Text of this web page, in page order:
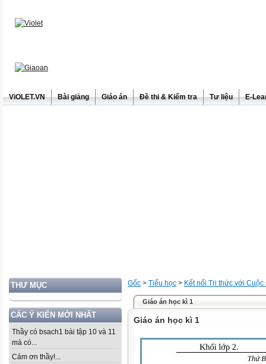
ViOLET.VN Bài giảng Giáo án Đề thi & Kiểm tra Tư liệu E-
THƯ MỤC
CÁC Ý KIẾN MỚI NHẤT
Thầy có bsach1 bài tập 10 và 11
mà có...
Cảm ơn thầy!...
Gốc > Tiểu học > Kết nối Tri thức với Cuộc
Giáo án học kì 1
Giáo án học kì 1